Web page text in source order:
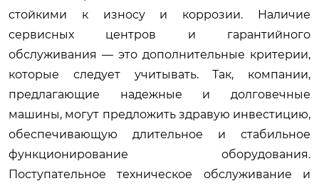
стойкими к износу и коррозии. Наличие
сервисных центров и гарантийного
обслуживания — это дополнительные критерии,
которые следует учитывать. Так, компании,
предлагающие надежные и долговечные
машины, могут предложить здравую инвестицию,
обеспечивающую длительное и стабильное
функционирование оборудования.
Поступательное техническое обслуживание и